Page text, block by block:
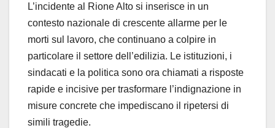
L’incidente al Rione Alto si inserisce in un
contesto nazionale di crescente allarme per le
morti sul lavoro, che continuano a colpire in
particolare il settore dell’edilizia. Le istituzioni, i
sindacati e la politica sono ora chiamati a risposte
rapide e incisive per trasformare l’indignazione in
misure concrete che impediscano il ripetersi di
simili tragedie.